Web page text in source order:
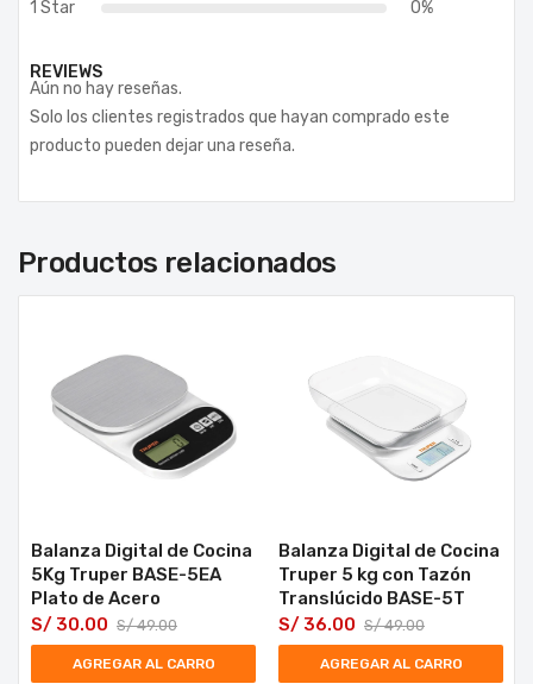
1 Star
0%
REVIEWS
Aún no hay reseñas.
Solo los clientes registrados que hayan comprado este
producto pueden dejar una reseña.
Productos relacionados
Balanza Digital de Cocina
5Kg Truper BASE-5EA
Plato de Acero
S/49.00
S/ 30.00
AGREGAR AL CARRO
Balanza Digital de Cocina
Truper 5 kg con Tazón
Translúcido BASE-5T
S/49.00
S/ 36.00
AGREGAR AL CARRO